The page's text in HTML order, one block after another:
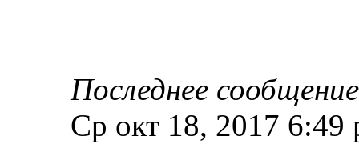
Последнее сообщение
Ср окт 18, 2017 6:49